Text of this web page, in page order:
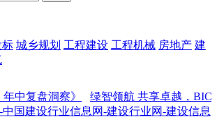
标 城乡规划 工程建设 工程机械 房地产 建
察》 绿智领航 共享卓越，BICES 2027